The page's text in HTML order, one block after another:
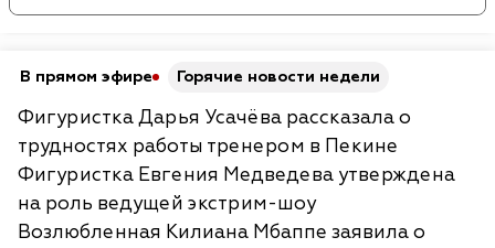
В прямом эфире Горячие новости недели
Фигуристка Дарья Усачёва рассказала о
трудностях работы тренером в Пекине
Фигуристка Евгения Медведева утверждена
на роль ведущей экстрим-шоу
Возлюбленная Килиана Мбаппе заявила о